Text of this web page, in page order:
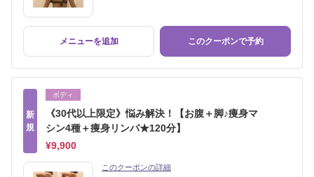
メニューを追加 このクーポンで予約
新
規
ボディ
《30代以上限定》悩み解決！【お腹＋脚♪痩身マ
シン4種＋痩身リンパ★120分】
¥9,900
このクーポンの詳細